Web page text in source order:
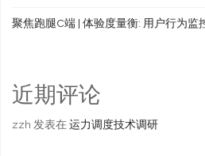
聚焦跑腿C端 | 体验度量衡: 用户行为监
近期评论
zzh 发表在运力调度技术调研